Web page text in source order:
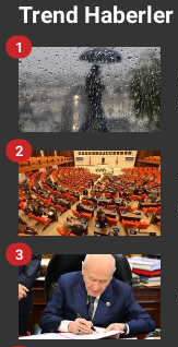
Trend Haberler
1
2
3